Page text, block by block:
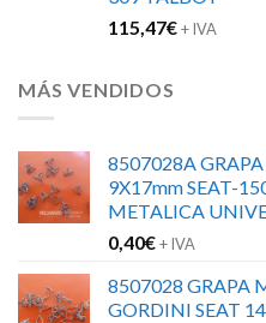
115,47€+ IVA
MÁS VENDIDOS
8507028A
9X17mm SEAT-
METALICA
0,40€+ IVA
8507028 GRAPA
GORDINI SEAT